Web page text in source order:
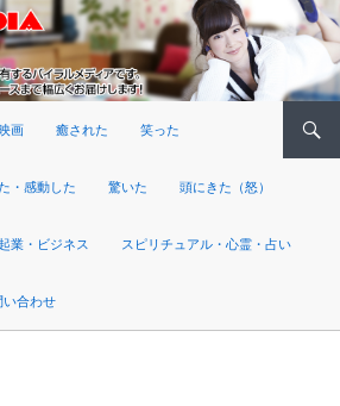
画 癒された 笑った
・感動した 驚いた 頭にきた（怒）
業・ビジネス スピリチュアル・心霊・占い
い合わせ